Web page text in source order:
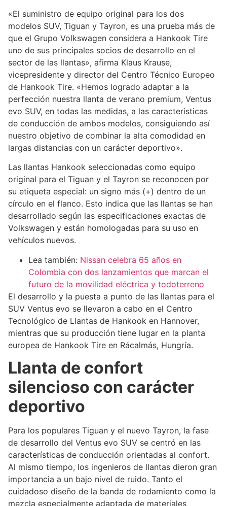
«El suministro de equipo original para los dos
modelos SUV, Tiguan y Tayron, es una prueba más de
que el Grupo Volkswagen considera a Hankook Tire
uno de sus principales socios de desarrollo en el
sector de las llantas», afirma Klaus Krause,
vicepresidente y director del Centro Técnico Europeo
de Hankook Tire. «Hemos logrado adaptar a la
perfección nuestra llanta de verano premium, Ventus
evo SUV, en todas las medidas, a las características
de conducción de ambos modelos, consiguiendo así
nuestro objetivo de combinar la alta comodidad en
largas distancias con un carácter deportivo».
Las llantas Hankook seleccionadas como equipo
original para el Tiguan y el Tayron se reconocen por
su etiqueta especial: un signo más (+) dentro de un
círculo en el flanco. Esto indica que las llantas se han
desarrollado según las especificaciones exactas de
Volkswagen y están homologadas para su uso en
vehículos nuevos.
Lea también: Nissan celebra 65 años en
Colombia con dos lanzamientos que marcan el
futuro de la movilidad eléctrica y todoterreno
El desarrollo y la puesta a punto de las llantas para el
SUV Ventus evo se llevaron a cabo en el Centro
Tecnológico de Llantas de Hankook en Hannover,
mientras que su producción tiene lugar en la planta
europea de Hankook Tire en Rácalmás, Hungría.
Llanta de confort
silencioso con carácter
deportivo
Para los populares Tiguan y el nuevo Tayron, la fase
de desarrollo del Ventus evo SUV se centró en las
características de conducción orientadas al confort.
Al mismo tiempo, los ingenieros de llantas dieron gran
importancia a un bajo nivel de ruido. Tanto el
cuidadoso diseño de la banda de rodamiento como la
mezcla especialmente adaptada de materiales